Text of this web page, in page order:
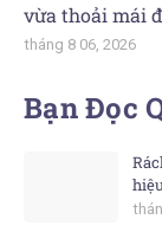
vừa thoải mái
tháng 8 06, 2026
Bạn Đọc